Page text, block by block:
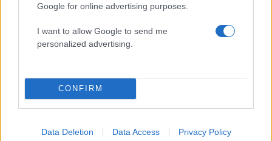
Google for online advertising purposes.
I want to allow Google to send me
personalized advertising.
CONFIRM
Data Deletion Data Access Privacy Policy
12:1630.10.23
θανάτους και γεννήσεις